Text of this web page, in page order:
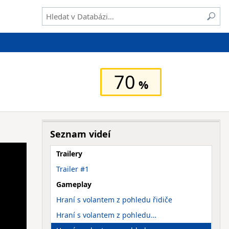
70
Seznam videí
Trailery
Trailer #1
Gameplay
Hraní s volantem z pohledu řidiče
Hraní s volantem z pohledu…